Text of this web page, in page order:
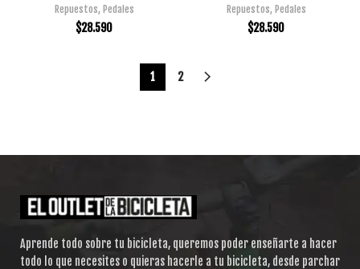
Repuestos, Pedales
$28.590
Repuestos, Pedales
$28.590
1 2
Aprende todo sobre tu bicicleta, queremos poder enseñarte a hacer
todo lo que necesites o quieras hacerle a tu bicicleta, desde parchar